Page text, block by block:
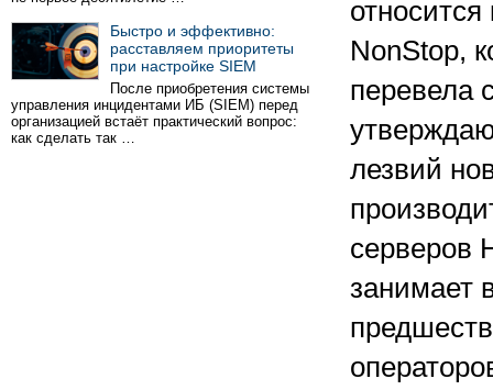
Быстро и эффективно:
расставляем приоритеты
при настройке SIEM
После приобретения системы
управления инцидентами ИБ (SIEM) перед
организацией встаёт практический вопрос:
как сделать так …
NonStop,
перевела
лезвий
серверов
занимает